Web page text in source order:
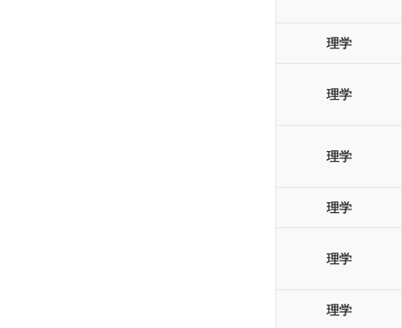
理学
理学
理学
理学
理学
理学